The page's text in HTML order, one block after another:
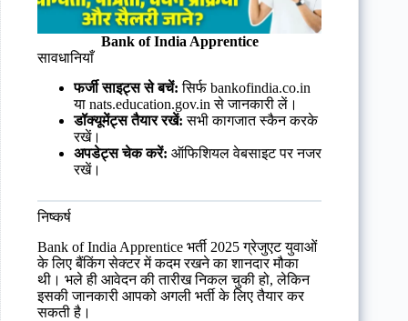
Bank of India Apprentice
सावधानियाँ
फर्जी साइट्स से बचें: सिर्फ bankofindia.co.in
या nats.education.gov.in से जानकारी लें।
डॉक्यूमेंट्स तैयार रखें: सभी कागजात स्कैन करके
रखें।
अपडेट्स चेक करें: ऑफिशियल वेबसाइट पर नजर
रखें।
निष्कर्ष
Bank of India Apprentice भर्ती 2025 ग्रेजुएट युवाओं
के लिए बैंकिंग सेक्टर में कदम रखने का शानदार मौका
थी। भले ही आवेदन की तारीख निकल चुकी हो, लेकिन
इसकी जानकारी आपको अगली भर्ती के लिए तैयार कर
सकती है।